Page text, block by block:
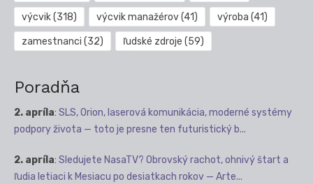
výcvik(318) výcvik manažérov(41) výroba (41)
zamestnanci (32) ľudské zdroje (59)
Poradňa
2. apríla: SLS, Orion, laserová komunikácia, moderné systémy
podpory života — toto je presne ten futuristický b...
2. apríla: Sledujete NasaTV? Obrovský rachot, ohnivý štart a
ľudia letiaci k Mesiacu po desiatkach rokov — Arte...